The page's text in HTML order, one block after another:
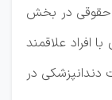
حقوقی در بخش
افراد علاقمند
دندانپزشکی در